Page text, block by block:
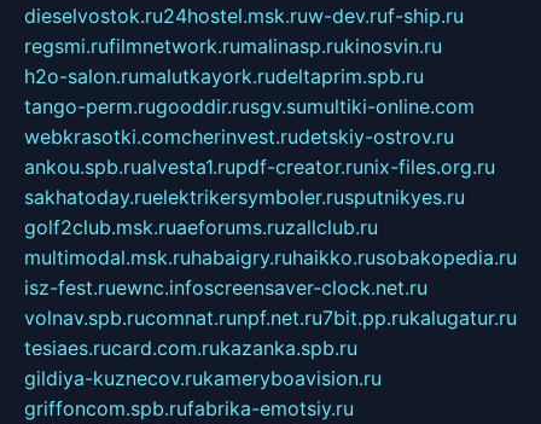
dieselvostok.ru24hostel.msk.ruw-dev.ruf-ship.ru
regsmi.rufilmnetwork.rumalinasp.rukinosvin.ru
h2o-salon.rumalutkayork.rudeltaprim.spb.ru
tango-perm.rugooddir.rusgv.sumultiki-online.com
webkrasotki.comcherinvest.rudetskiy-ostrov.ru
ankou.spb.rualvesta1.rupdf-creator.runix-files.org.ru
sakhatoday.ruelektrikersymboler.rusputnikyes.ru
golf2club.msk.ruaeforums.ruzallclub.ru
multimodal.msk.ruhabaigry.ruhaikko.rusobakopedia.ru
isz-fest.ruewnc.infoscreensaver-clock.net.ru
volnav.spb.rucomnat.runpf.net.ru7bit.pp.rukalugatur.ru
tesiaes.rucard.com.rukazanka.spb.ru
gildiya-kuznecov.rukameryboavision.ru
griffoncom.spb.rufabrika-emotsiy.ru